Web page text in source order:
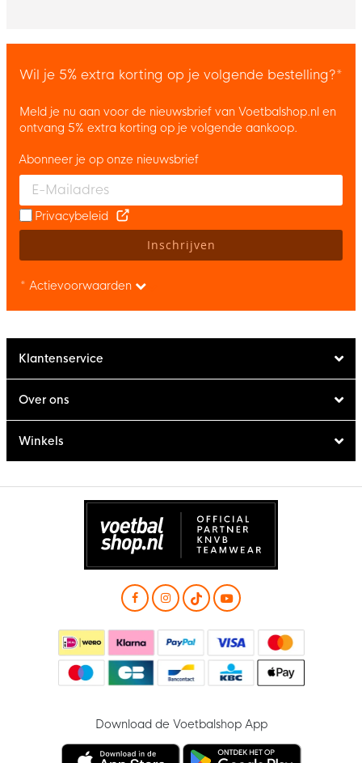
Wil je 5% extra korting op je volgende bestelling?*
Meld je nu aan voor de nieuwsbrief van Voetbalshop.nl en
ontvang 5% extra korting op je volgende aankoop.
Enter your email and accept the privacy policy to subscribe to
Abonneer je op onze nieuwsbrief
Privacybeleid
Inschrijven
* Actievoorwaarden
Klantenservice
Over ons
Winkels
Download de Voetbalshop App